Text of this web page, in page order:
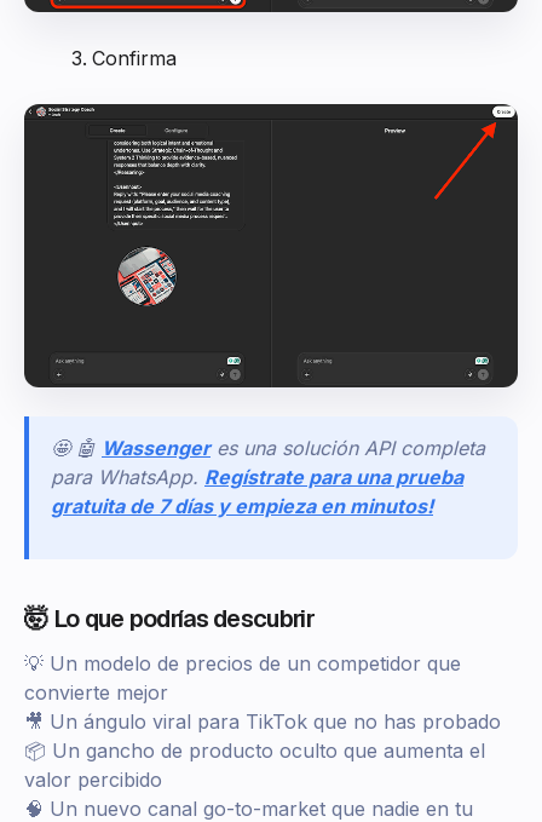
Confirma
🤩 🤖 Wassenger es una solución API completa
para WhatsApp. Regístrate para una prueba
gratuita de 7 días y empieza en minutos!
🤯 Lo que podrías descubrir
💡 Un modelo de precios de un competidor que
convierte mejor
🎥 Un ángulo viral para TikTok que no has probado
📦 Un gancho de producto oculto que aumenta el
valor percibido
🧠 Un nuevo canal go-to-market que nadie en tu